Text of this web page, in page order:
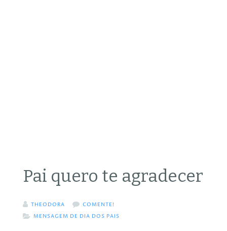
Pai quero te agradecer
THEODORA
COMENTE!
MENSAGEM DE DIA DOS PAIS